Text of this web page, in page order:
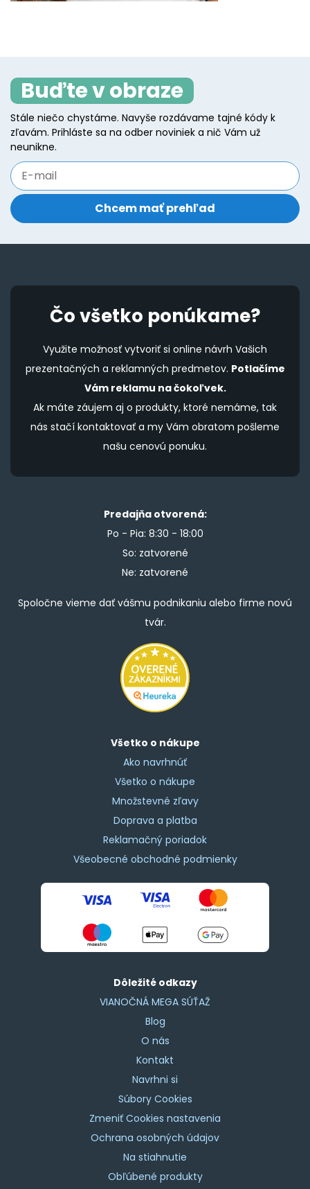
Buďte v obraze
Stále niečo chystáme. Navyše rozdávame tajné kódy k
zľavám. Prihláste sa na odber noviniek a nič Vám už
neunikne.
Čo všetko ponúkame?
Využite možnosť vytvoriť si online návrh Vašich
prezentačných a reklamných predmetov. Potlačíme
Vám reklamu na čokoľvek.
Ak máte záujem aj o produkty, ktoré nemáme, tak
nás stačí kontaktovať a my Vám obratom pošleme
našu cenovú ponuku.
Predajňa otvorená:
Po - Pia: 8:30 - 18:00
So: zatvorené
Ne: zatvorené
Spoločne vieme dať vášmu podnikaniu alebo firme novú
tvár.
Všetko o nákupe
Ako navrhnúť
Všetko o nákupe
Množstevné zľavy
Doprava a platba
Reklamačný poriadok
Všeobecné obchodné podmienky
Dôležité odkazy
VIANOČNÁ MEGA SÚŤAŽ
Blog
O nás
Kontakt
Navrhni si
Súbory Cookies
Zmeniť Cookies nastavenia
Ochrana osobných údajov
Na stiahnutie
Obľúbené produkty